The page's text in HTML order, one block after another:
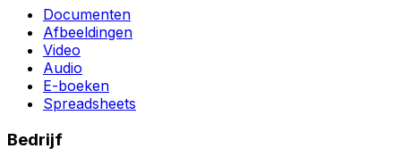
Documenten
Afbeeldingen
Video
Audio
E-boeken
Spreadsheets
Bedrijf